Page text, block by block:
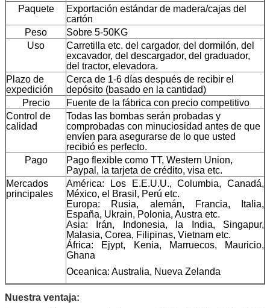
Paquete
Exportación estándar de madera/cajas del
cartón
Peso
Sobre 5-50KG
Uso
Carretilla etc. del cargador, del dormilón, del
excavador, del descargador, del graduador,
del tractor, elevadora.
Plazo de
expedición
Cerca de 1-6 días después de recibir el
depósito (basado en la cantidad)
Precio
Fuente de la fábrica con precio competitivo
Control de
calidad
Todas las bombas serán probadas y
comprobadas con minuciosidad antes de que
envíen para asegurarse de lo que usted
recibió es perfecto.
Pago
Pago flexible como TT, Western Union,
Paypal, la tarjeta de crédito, visa etc.
Mercados
principales
América: Los E.E.U.U., Columbia, Canadá,
México, el Brasil, Perú etc.
Europa: Rusia, alemán, Francia, Italia,
España, Ukrain, Polonia, Austra etc.
Asia: Irán, Indonesia, la India, Singapur,
Malasia, Corea, Filipinas, Vietnam etc.
África: Ejypt, Kenia, Marruecos, Mauricio,
Ghana
Oceanica: Australia, Nueva Zelanda
Nuestra ventaja: